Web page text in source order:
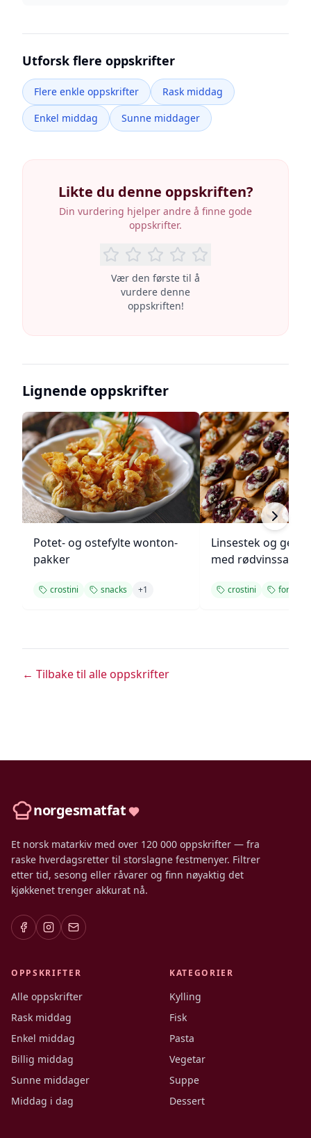
Utforsk flere oppskrifter
Flere enkle oppskrifter
Rask middag
Enkel middag
Sunne middager
Likte du denne oppskriften?
Din vurdering hjelper andre å finne gode
oppskrifter.
Vær den første til å
vurdere denne
oppskriften!
Lignende oppskrifter
Potet- og ostefylte wonton-
pakker
crostini snacks +1
Linsestek og
med rødvinssaus
crostini forrett
← Tilbake til alle oppskrifter
norgesmatfat
Et norsk matarkiv med over 120 000 oppskrifter — fra
raske hverdagsretter til storslagne festmenyer. Filtrer
etter tid, sesong eller råvarer og finn nøyaktig det
kjøkkenet trenger akkurat nå.
OPPSKRIFTER
Alle oppskrifter
Rask middag
Enkel middag
Billig middag
Sunne middager
Middag i dag
KATEGORIER
Kylling
Fisk
Pasta
Vegetar
Suppe
Dessert